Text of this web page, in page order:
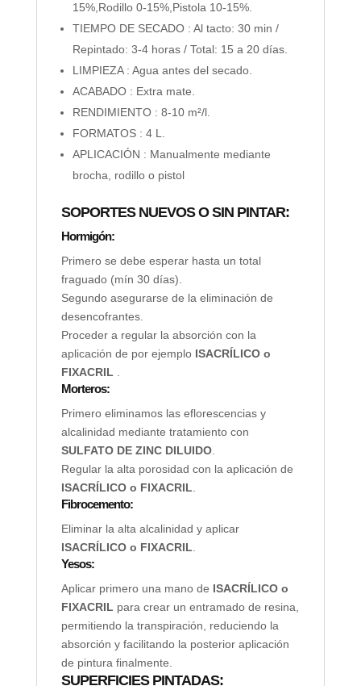
15%,Rodillo 0-15%,Pistola 10-15%.
TIEMPO DE SECADO : Al tacto: 30 min /
Repintado: 3-4 horas / Total: 15 a 20 días.
LIMPIEZA : Agua antes del secado.
ACABADO : Extra mate.
RENDIMIENTO : 8-10 m²/l.
FORMATOS : 4 L.
APLICACIÓN : Manualmente mediante
brocha, rodillo o pistol
SOPORTES NUEVOS O SIN PINTAR:
Hormigón:
Primero se debe esperar hasta un total
fraguado (mín 30 días).
Segundo asegurarse de la eliminación de
desencofrantes.
Proceder a regular la absorción con la
aplicación de por ejemplo ISACRÍLICO o
FIXACRIL .
Morteros:
Primero eliminamos las eflorescencias y
alcalinidad mediante tratamiento con
SULFATO DE ZINC DILUIDO.
Regular la alta porosidad con la aplicación de
ISACRÍLICO o FIXACRIL.
Fibrocemento:
Eliminar la alta alcalinidad y aplicar
ISACRÍLICO o FIXACRIL.
Yesos:
Aplicar primero una mano de ISACRÍLICO o
FIXACRIL para crear un entramado de resina,
permitiendo la transpiración, reduciendo la
absorción y facilitando la posterior aplicación
de pintura finalmente.
SUPERFICIES PINTADAS: